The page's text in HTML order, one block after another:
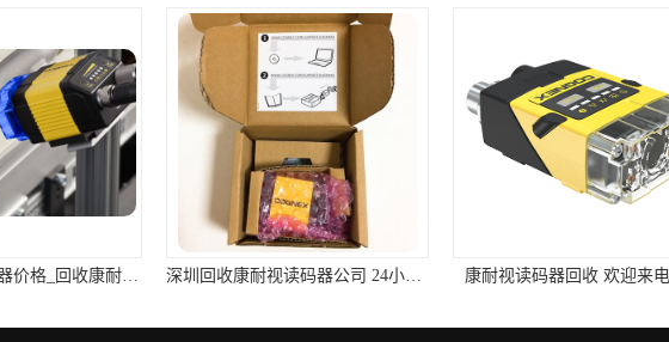
回收康耐视读码器价格_回收康耐视读码器厂家 深圳回收康耐视读码器公司 24小时在线 康耐视读码器回收 欢迎来